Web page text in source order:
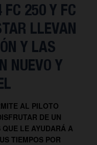
FC 250 Y FC
LLEVAN
Y LAS
NUEVO Y
AL PILOTO
DE UN
LE AYUDARÁ A
TIEMPOS POR